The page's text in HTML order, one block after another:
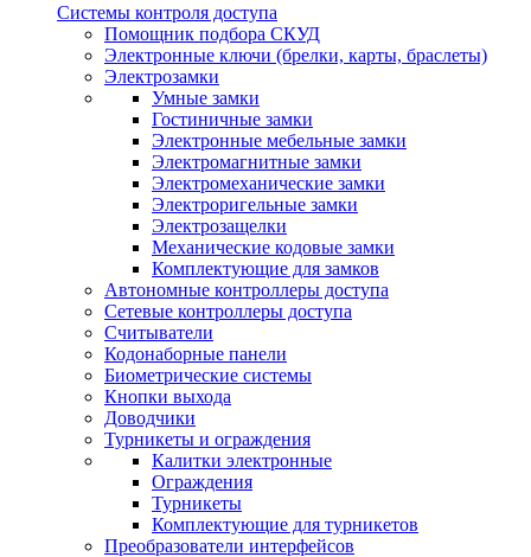
Системы контроля доступа
Помощник подбора СКУД
Электронные ключи (брелки, карты, браслеты)
Электрозамки
Умные замки
Гостиничные замки
Электронные мебельные замки
Электромагнитные замки
Электромеханические замки
Электроригельные замки
Электрозащелки
Механические кодовые замки
Комплектующие для замков
Автономные контроллеры доступа
Сетевые контроллеры доступа
Считыватели
Кодонаборные панели
Биометрические системы
Кнопки выхода
Доводчики
Турникеты и ограждения
Калитки электронные
Ограждения
Турникеты
Комплектующие для турникетов
Преобразователи интерфейсов